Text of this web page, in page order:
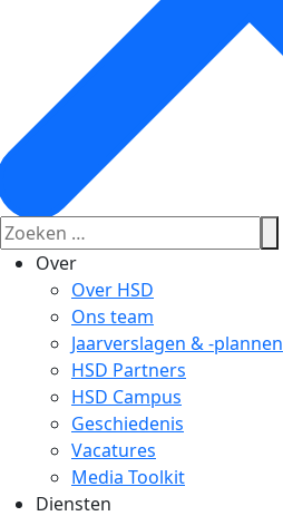
Over
Over HSD
Ons team
Jaarverslagen & -plannen
HSD Partners
HSD Campus
Geschiedenis
Vacatures
Media Toolkit
Diensten